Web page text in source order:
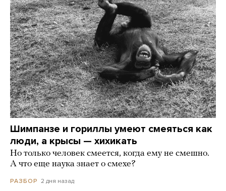
Шимпанзе и гориллы умеют смеяться как
люди, а крысы — хихикать
Но только человек смеется, когда ему не смешно.
А что еще наука знает о смехе?
РАЗБОР 2 дня назад